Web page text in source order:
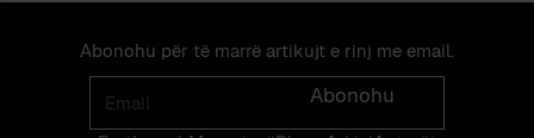
Abonohu për të marrë artikujt e rinj me email.
Email
Abonohu